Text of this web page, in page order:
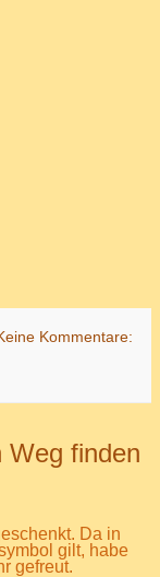
Kommentare:
Weg finden
Da in
gilt, habe
gefreut.